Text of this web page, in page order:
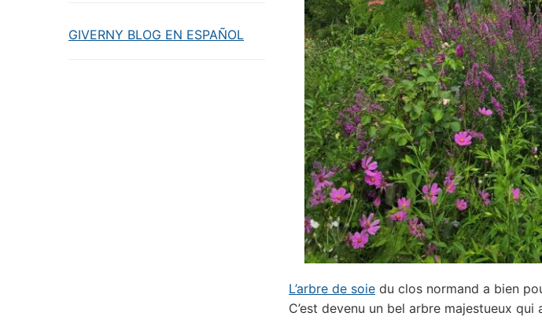
GIVERNY BLOG EN ESPAÑOL
L’arbre de soie du clos normand a bien
C’est devenu un bel arbre majestueux